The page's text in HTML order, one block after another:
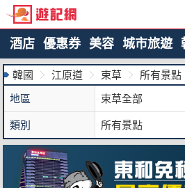
酒店 優惠券 美容 城市旅遊
韓國 江原道 束草
所有景點
地區
束草全部
類別 所有景點